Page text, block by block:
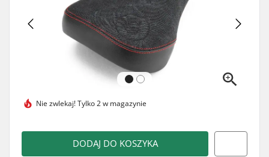
Nie zwlekaj!Tylko 2 w magazynie
DODAJ DO KOSZYKA